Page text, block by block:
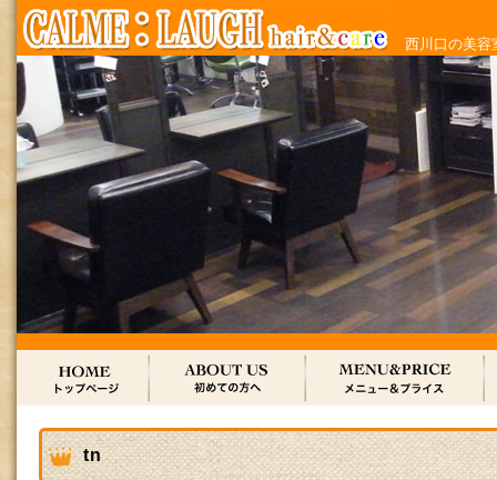
西川口の美容
tn